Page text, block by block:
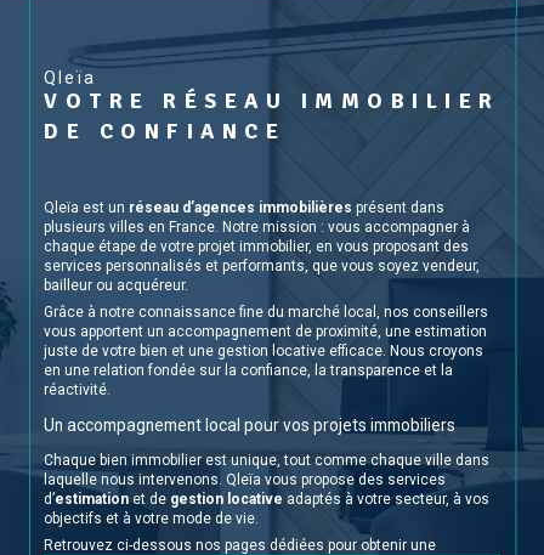
Qleïa
VOTRE RÉSEAU IMMOBILIER
DE CONFIANCE
Qleïa est un réseau d’agences immobilières présent dans
plusieurs villes en France. Notre mission : vous accompagner à
chaque étape de votre projet immobilier, en vous proposant des
services personnalisés et performants, que vous soyez vendeur,
bailleur ou acquéreur.
Grâce à notre connaissance fine du marché local, nos conseillers
vous apportent un accompagnement de proximité, une estimation
juste de votre bien et une gestion locative efficace. Nous croyons
en une relation fondée sur la confiance, la transparence et la
réactivité.
Un accompagnement local pour vos projets immobiliers
Chaque bien immobilier est unique, tout comme chaque ville dans
laquelle nous intervenons. Qleïa vous propose des services
d’estimation et de gestion locative adaptés à votre secteur, à vos
objectifs et à votre mode de vie.
Retrouvez ci-dessous nos pages dédiées pour obtenir une